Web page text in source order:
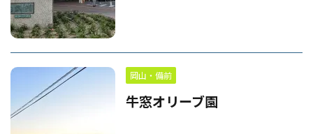
岡山・備前
牛窓オリーブ園